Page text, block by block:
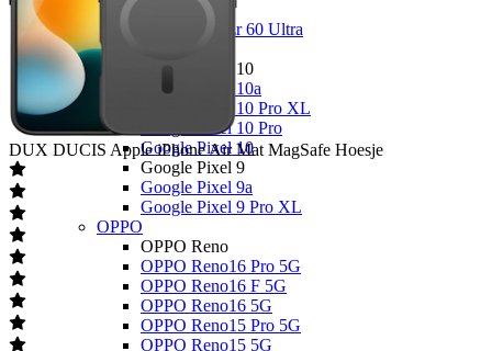
Motorola Razr 60 Ultra
Google
Google Pixel 10
Google Pixel 10a
Google Pixel 10 Pro XL
Google Pixel 10 Pro
Google Pixel 10
Google Pixel 9
Google Pixel 9a
Google Pixel 9 Pro XL
OPPO
OPPO Reno
OPPO Reno16 Pro 5G
OPPO Reno16 F 5G
OPPO Reno16 5G
OPPO Reno15 Pro 5G
OPPO Reno15 5G
DUX DUCIS Apple iPhone Air Mat MagSafe Hoesje